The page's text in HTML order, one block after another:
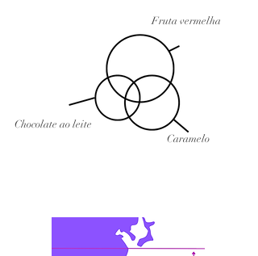
Fruta vermelha
Caramelo
Chocolate ao leite